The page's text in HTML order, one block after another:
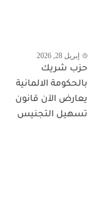
إبريل 28, 2026
حزب شريك
بالحكومة الالمانية
يعارض الآن قانون
تسهيل التجنيس